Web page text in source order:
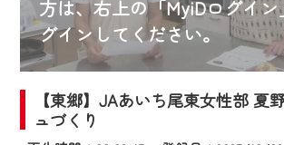
方は、右上の「MyiDログイ
グインしてください。
【東郷】JAあいち尾東女性部 夏
ュづくり
2024/09/02
動画配信サービス『CCNet Web
年9月24日からリニューアルし
【変更点】